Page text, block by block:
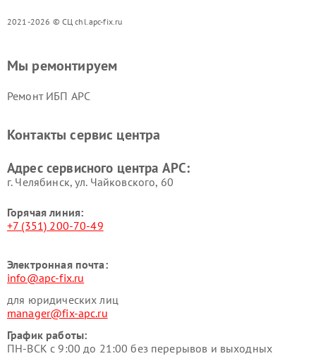
2021-2026 © СЦ chl.apc-fix.ru
Мы ремонтируем
Ремонт ИБП APC
Контакты сервис центра
Адрес сервисного центра APC:
г. Челябинск, ул. Чайковского, 60
Горячая линия:
+7 (351) 200-70-49
Электронная почта:
info@apc-fix.ru
для юридических лиц
manager@fix-apc.ru
График работы:
ПН-ВСК с 9:00 до 21:00 без перерывов и выходных